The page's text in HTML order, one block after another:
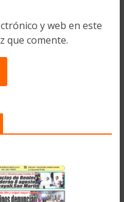
y web en este
que comente.